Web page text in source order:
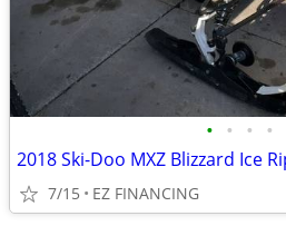
• • • •
7/15 EZ FINANCING